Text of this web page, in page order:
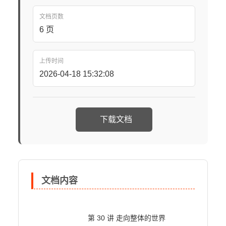
文档页数
6 页
上传时间
2026-04-18 15:32:08
下载文档
文档内容